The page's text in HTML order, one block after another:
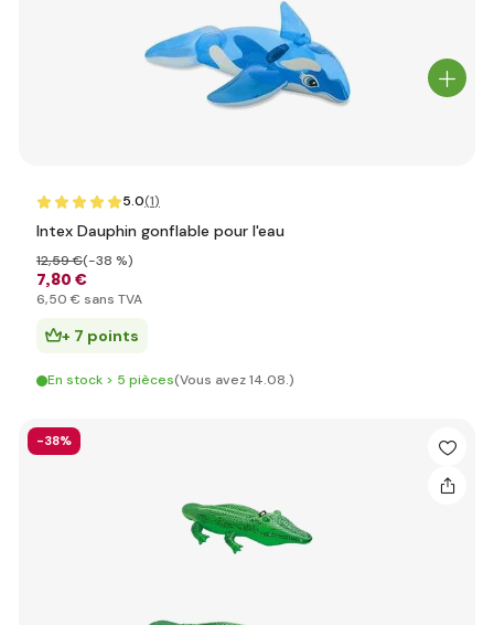
5.0(1)
Intex Dauphin gonflable pour l'eau
7,80 €
12,59 €(-38 %)
6,50 € sans TVA
+ 7 points
En stock > 5 pièces(Vous avez 14.08.)
-38%